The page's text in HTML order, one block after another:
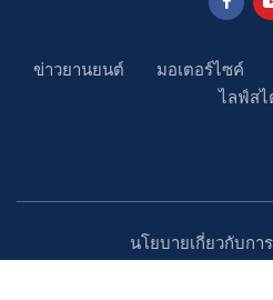
ข่าวยานยนต์ มอเตอร์ไซค์
ไลฟ์สไ
นโยบายเกี่ยวกับกา